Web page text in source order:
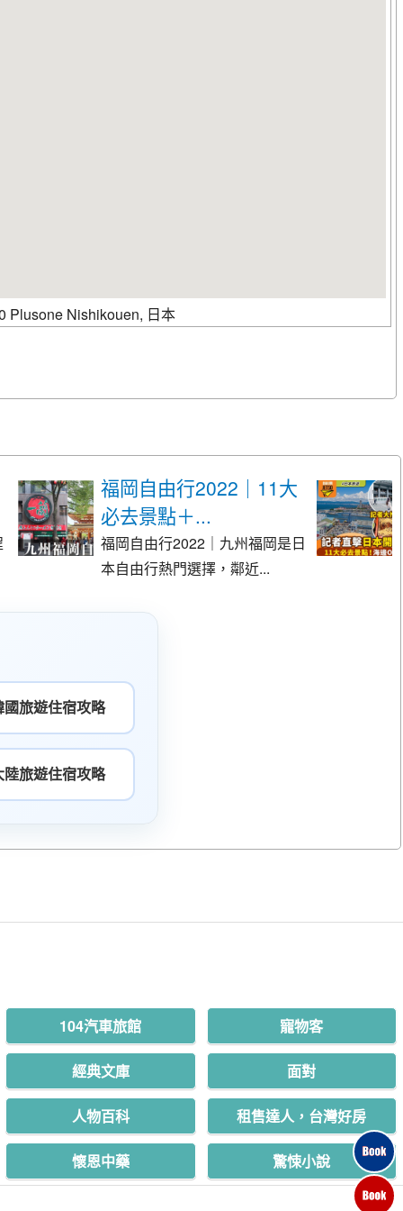
Plusone Nishikouen, 日本
福岡自由行2022｜11大
必去景點＋...
福岡自由行2022｜九州福岡是日
本自由行熱門選擇，鄰近...
國旅遊住宿攻略
陸旅遊住宿攻略
104汽車旅館 寵物客
經典文庫 面對
人物百科 租售達人，台灣好房
懷恩中藥 驚悚小說